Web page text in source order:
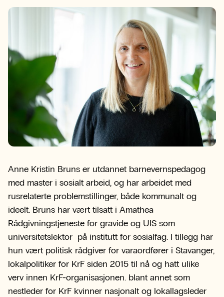
Anne Kristin Bruns er utdannet barnevernspedagog
med master i sosialt arbeid, og har arbeidet med
rusrelaterte problemstillinger, både kommunalt og
ideelt. Bruns har vært tilsatt i Amathea
Rådgivningstjeneste for gravide og UIS som
universitetslektor på institutt for sosialfag. I tillegg har
hun vært politisk rådgiver for varaordfører i Stavanger,
lokalpolitiker for KrF siden 2015 til nå og hatt ulike
verv innen KrF-organisasjonen. blant annet som
nestleder for KrF kvinner nasjonalt og lokallagsleder